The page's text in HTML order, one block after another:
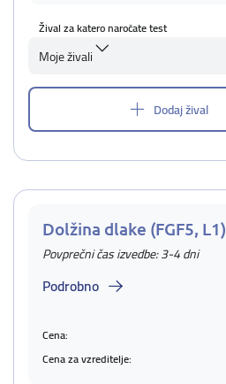
Žival za katero naročate test
Moje živali
Dodaj žival
Dolžina dlake (FGF5, L1)
Povprečni čas izvedbe: 3-4 dni
Podrobno
Cena:
Cena za vzreditelje: